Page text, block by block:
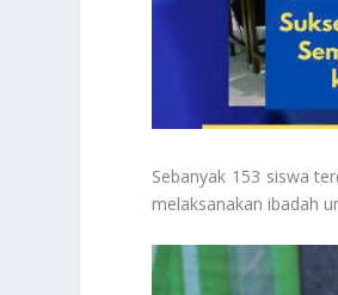
Sebanyak 153 siswa
melaksanakan ibadah